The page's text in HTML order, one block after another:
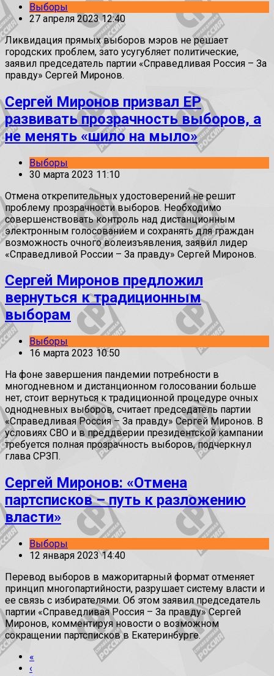
Выборы
27 апреля 2023 12:40
Ликвидация прямых выборов мэров не решает
городских проблем, зато усугубляет политические,
заявил председатель партии «Справедливая Россия – За
правду» Сергей Миронов.
Сергей Миронов призвал ЕР
развивать прозрачность выборов, а
не менять «шило на мыло»
Выборы
30 марта 2023 11:10
Отмена открепительных удостоверений не решит
проблему прозрачности выборов. Необходимо
совершенствовать контроль над дистанционным
электронным голосованием и сохранять для граждан
возможность очного волеизъявления, заявил лидер
«Справедливой России – За правду» Сергей Миронов.
Сергей Миронов предложил
вернуться к традиционным
выборам
Выборы
16 марта 2023 10:50
На фоне завершения пандемии потребности в
многодневном и дистанционном голосовании больше
нет, стоит вернуться к традиционной процедуре очных
однодневных выборов, считает председатель партии
«Справедливая Россия – За правду» Сергей Миронов. В
условиях СВО и в преддверии президентской кампании
требуется полная прозрачность выборов, подчеркнул
глава СРЗП.
Сергей Миронов: «Отмена
партсписков – путь к разложению
власти»
Выборы
12 января 2023 14:40
Перевод выборов в мажоритарный формат отменяет
принцип многопартийности, разрушает систему власти и
ее связь с избирателями. Об этом заявил председатель
партии «Справедливая Россия – За правду» Сергей
Миронов, комментируя новости о возможном
сокращении партсписков в Екатеринбурге.
«
‹